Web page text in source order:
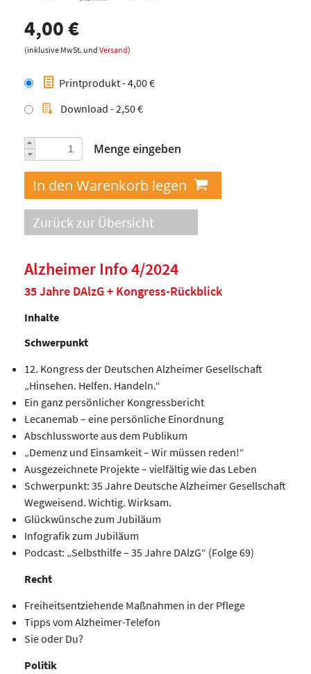
4,00 €
(inklusive MwSt. und Versand)
Printprodukt - 4,00 €
Download - 2,50 €
Menge eingeben
Zurück zur Übersicht
Alzheimer Info 4/2024
35 Jahre DAlzG + Kongress-Rückblick
Inhalte
Schwerpunkt
12. Kongress der Deutschen Alzheimer Gesellschaft
„Hinsehen. Helfen. Handeln.“
Ein ganz persönlicher Kongressbericht
Lecanemab – eine persönliche Einordnung
Abschlussworte aus dem Publikum
„Demenz und Einsamkeit – Wir müssen reden!“
Ausgezeichnete Projekte – vielfältig wie das Leben
Schwerpunkt: 35 Jahre Deutsche Alzheimer Gesellschaft
Wegweisend. Wichtig. Wirksam.
Glückwünsche zum Jubiläum
Infografik zum Jubiläum
Podcast: „Selbsthilfe – 35 Jahre DAlzG“ (Folge 69)
Recht
Freiheitsentziehende Maßnahmen in der Pflege
Tipps vom Alzheimer-Telefon
Sie oder Du?
Politik